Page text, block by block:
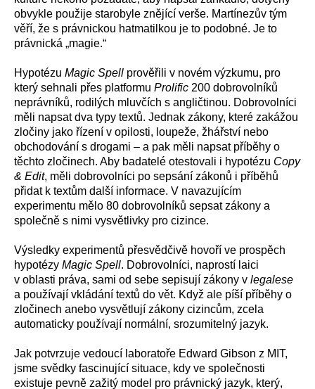
obvykle použije starobyle znějící verše. Martínezův tým
věří, že s právnickou hatmatilkou je to podobné. Je to
právnická „magie.“
Hypotézu Magic Spell prověřili v novém výzkumu, pro
který sehnali přes platformu Prolific 200 dobrovolníků
neprávníků, rodilých mluvčích s angličtinou. Dobrovolníci
měli napsat dva typy textů. Jednak zákony, které zakážou
zločiny jako řízení v opilosti, loupeže, žhářství nebo
obchodování s drogami – a pak měli napsat příběhy o
těchto zločinech. Aby badatelé otestovali i hypotézu Copy
& Edit, měli dobrovolníci po sepsání zákonů i příběhů
přidat k textům další informace. V navazujícím
experimentu mělo 80 dobrovolníků sepsat zákony a
společně s nimi vysvětlivky pro cizince.
Výsledky experimentů přesvědčivě hovoří ve prospěch
hypotézy Magic Spell. Dobrovolníci, naprostí laici
v oblasti práva, sami od sebe sepisují zákony v legalese
a používají vkládání textů do vět. Když ale píší příběhy o
zločinech anebo vysvětlují zákony cizincům, zcela
automaticky používají normální, srozumitelný jazyk.
Jak potvrzuje vedoucí laboratoře Edward Gibson z MIT,
jsme svědky fascinující situace, kdy ve společnosti
existuje pevně zažitý model pro právnický jazyk, který,